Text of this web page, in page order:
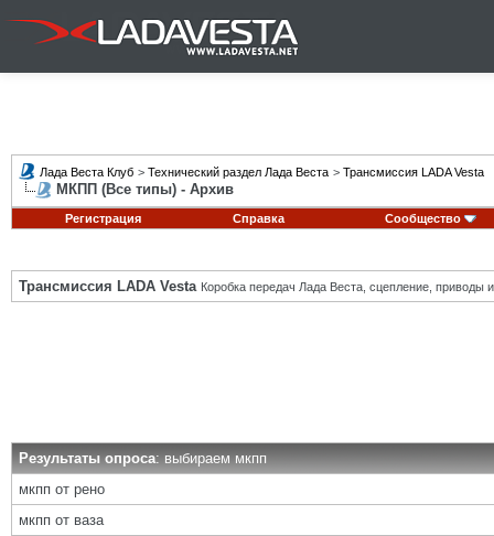
Лада Веста Клуб > Технический раздел Лада Веста > Трансмиссия LADA Vesta
МКПП (Все типы) - Архив
Регистрация Справка Сообщество
Трансмиссия LADA Vesta Коробка передач Лада Веста, сцепление, приводы и
Результаты опроса: выбираем мкпп
мкпп от рено
мкпп от ваза